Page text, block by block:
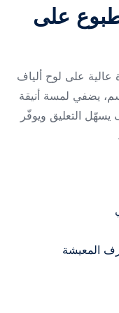
على
على لوح ألياف
متوسط الكثافة بمقاس 50×70 سم، يضفي لمسة أنيقة
التعليق ويوفّر